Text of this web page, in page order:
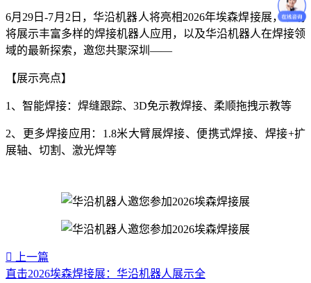
6月29日-7月2日，华沿机器人将亮相2026年埃森焊接展，现场
将展示丰富多样的焊接机器人应用，以及华沿机器人在焊接领
域的最新探索，邀您共聚深圳——
【展示亮点】
1、智能焊接：焊缝跟踪、3D免示教焊接、柔顺拖拽示教等
2、更多焊接应用：1.8米大臂展焊接、便携式焊接、焊接+扩
展轴、切割、激光焊等
上一篇
直击2026埃森焊接展：华沿机器人展示全